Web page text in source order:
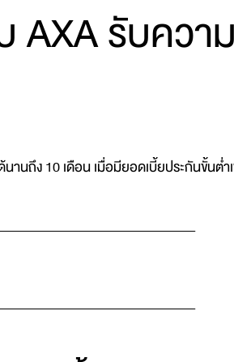
AXA รับคว
านถึง 10 เดือน เมื่อมียอดเบี้ยประกันขั้